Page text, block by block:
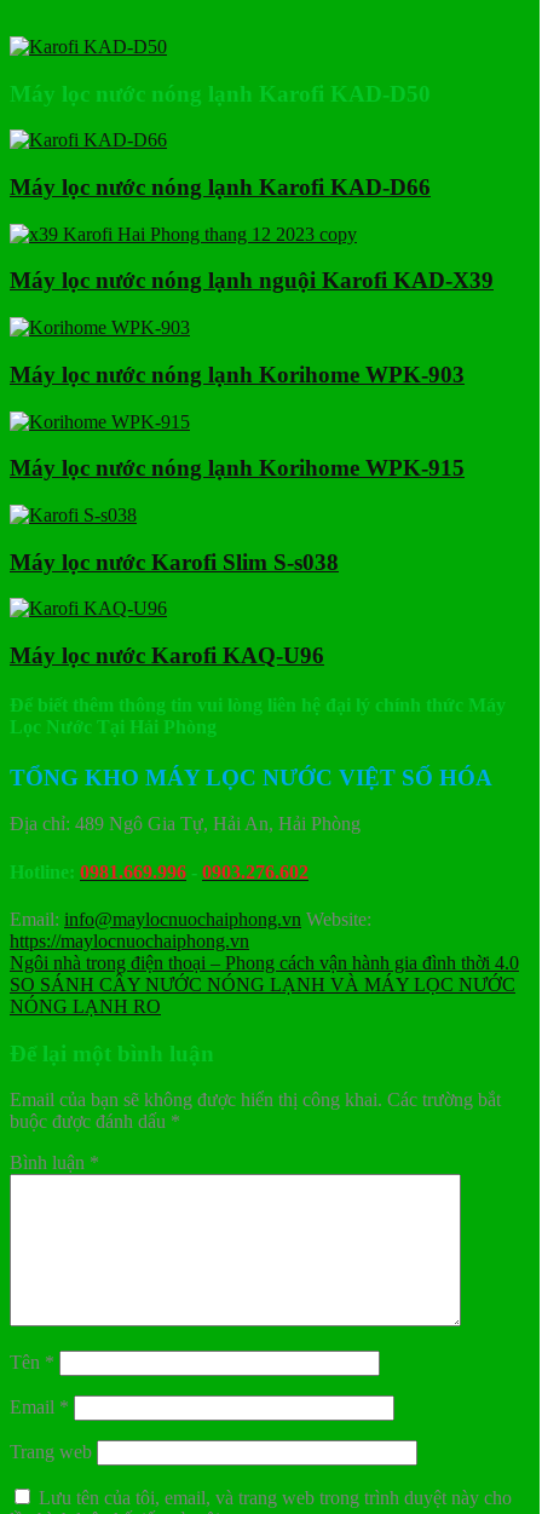
Máy lọc nước nóng lạnh Karofi KAD-D50
Máy lọc nước nóng lạnh Karofi KAD-D66
Máy lọc nước nóng lạnh nguội Karofi KAD-X39
Máy lọc nước nóng lạnh Korihome WPK-903
Máy lọc nước nóng lạnh Korihome WPK-915
Máy lọc nước Karofi Slim S-s038
Máy lọc nước Karofi KAQ-U96
Để biết thêm thông tin vui lòng liên hệ đại lý chính thức Máy
Lọc Nước Tại Hải Phòng
TỔNG KHO MÁY LỌC NƯỚC VIỆT SỐ HÓA
Địa chỉ: 489 Ngô Gia Tự, Hải An, Hải Phòng
Hotline: 0981.669.996 - 0903.276.602
Email: info@maylocnuochaiphong.vn Website:
https://maylocnuochaiphong.vn
Ngôi nhà trong điện thoại – Phong cách vận hành gia đình thời 4.0
SO SÁNH CÂY NƯỚC NÓNG LẠNH VÀ MÁY LỌC NƯỚC
NÓNG LẠNH RO
Để lại một bình luận
Email của bạn sẽ không được hiển thị công khai. Các trường bắt
buộc được đánh dấu *
Bình luận *
Tên *
Email *
Trang web
Lưu tên của tôi, email, và trang web trong trình duyệt này cho